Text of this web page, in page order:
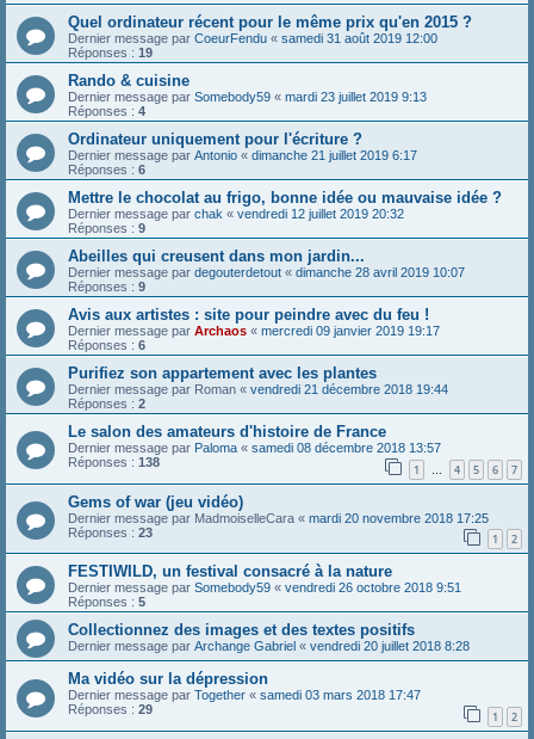
Quel ordinateur récent pour le même prix qu'en 2015 ?
Dernier message par CoeurFendu « samedi 31 août 2019 12:00
Réponses : 19
Rando & cuisine
Dernier message par Somebody59 « mardi 23 juillet 2019 9:13
Réponses : 4
Ordinateur uniquement pour l'écriture ?
Dernier message par Antonio « dimanche 21 juillet 2019 6:17
Réponses : 6
Mettre le chocolat au frigo, bonne idée ou mauvaise idée ?
Dernier message par chak « vendredi 12 juillet 2019 20:32
Réponses : 9
Abeilles qui creusent dans mon jardin...
Dernier message par degouterdetout « dimanche 28 avril 2019 10:07
Réponses : 9
Avis aux artistes : site pour peindre avec du feu !
Dernier message par Archaos « mercredi 09 janvier 2019 19:17
Réponses : 6
Purifiez son appartement avec les plantes
Dernier message par Roman « vendredi 21 décembre 2018 19:44
Réponses : 2
Le salon des amateurs d'histoire de France
Dernier message par Paloma « samedi 08 décembre 2018 13:57
Réponses : 138 1 … 4 5 6 7
Gems of war (jeu vidéo)
Dernier message par MadmoiselleCara « mardi 20 novembre 2018 17:25
Réponses : 23 1 2
FESTIWILD, un festival consacré à la nature
Dernier message par Somebody59 « vendredi 26 octobre 2018 9:51
Réponses : 5
Collectionnez des images et des textes positifs
Dernier message par Archange Gabriel « vendredi 20 juillet 2018 8:28
Ma vidéo sur la dépression
Dernier message par Together « samedi 03 mars 2018 17:47
Réponses : 29 1 2